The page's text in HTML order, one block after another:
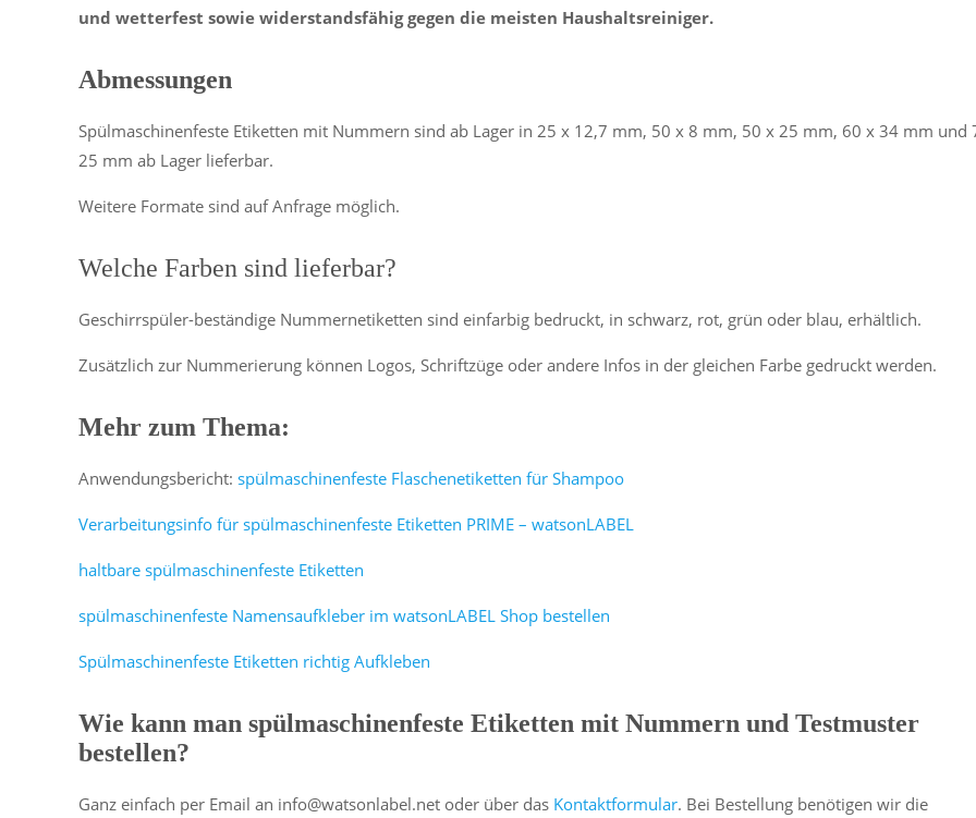
und wetterfest sowie widerstandsfähig gegen die meisten Haushaltsreiniger.
Abmessungen
Spülmaschinenfeste Etiketten mit Nummern sind ab Lager in 25 x 12,7 mm, 50 x 8 mm, 50 x 25 mm, 60 x 34 mm und
25 mm ab Lager lieferbar.
Weitere Formate sind auf Anfrage möglich.
Welche Farben sind lieferbar?
Geschirrspüler-beständige Nummernetiketten sind einfarbig bedruckt, in schwarz, rot, grün oder blau, erhältlich.
Zusätzlich zur Nummerierung können Logos, Schriftzüge oder andere Infos in der gleichen Farbe gedruckt werden.
Mehr zum Thema:
Anwendungsbericht: spülmaschinenfeste Flaschenetiketten für Shampoo
Verarbeitungsinfo für spülmaschinenfeste Etiketten PRIME – watsonLABEL
haltbare spülmaschinenfeste Etiketten
spülmaschinenfeste Namensaufkleber im watsonLABEL Shop bestellen
Spülmaschinenfeste Etiketten richtig Aufkleben
Wie kann man spülmaschinenfeste Etiketten mit Nummern und Testmuster
bestellen?
Ganz einfach per Email an info@watsonlabel.net oder über das Kontaktformular. Bei Bestellung benötigen wir die